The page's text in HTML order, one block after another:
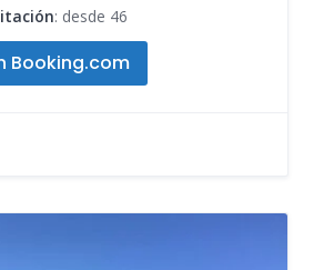
: desde 46
Booking.com